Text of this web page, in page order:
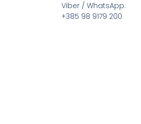
Viber / WhatsApp:
+385 98 9179 200